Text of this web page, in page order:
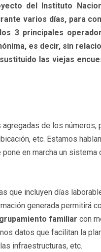
del Instituto
varios días, para
3 principales
es decir, sin
las viejas
de los números,
etc. Estamos
en marcha un sistema
que incluyen días
generada permitirá
familiar con
datos que facilitan la
infraestructuras, etc.